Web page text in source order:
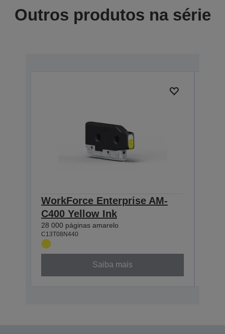
Outros produtos na série
WorkForce Enterprise AM-
C400 Yellow Ink
28 000 páginas amarelo
C13T08N440
Saiba mais